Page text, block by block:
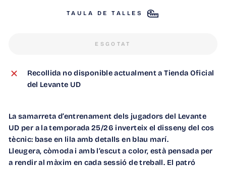
TAULA DE TALLES
ESGOTAT
Recollida no disponible actualment aTienda Oficial
del Levante UD
La samarreta d’entrenament dels jugadors del Levante
UD per a la temporada 25/26 inverteix el disseny del cos
tècnic: base en lila amb detalls en blau marí.
Lleugera, còmoda i amb l’escut a color, està pensada per
a rendir al màxim en cada sessió de treball. El patró